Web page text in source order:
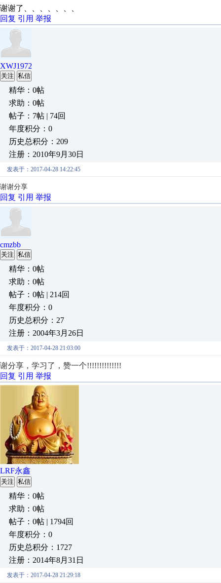
谢谢了、、、、、、、
回复 引用 举报
XWJ1972
关注 私信
精华：0帖
求助：0帖
帖子：7帖 | 74回
年度积分：0
历史总积分：209
注册：2010年9月30日
发表于：2017-04-28 14:22:45
谢谢分享
回复 引用 举报
cmzbb
关注 私信
精华：0帖
求助：0帖
帖子：0帖 | 214回
年度积分：0
历史总积分：27
注册：2004年3月26日
发表于：2017-04-28 21:03:00
谢分享，学习了，赞一个!!!!!!!!!!!!!!
回复 引用 举报
LRF永鑫
关注 私信
精华：0帖
求助：0帖
帖子：0帖 | 1794回
年度积分：0
历史总积分：1727
注册：2014年8月31日
发表于：2017-04-28 21:29:18